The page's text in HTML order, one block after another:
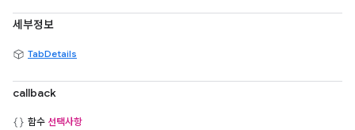
세부정보
TabDetails
callback
함수 선택사항